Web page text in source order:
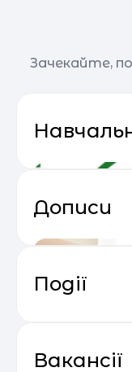
Зачекайте,
Дописи
Події
Вакансії